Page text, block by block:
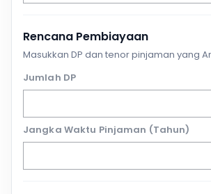
Rencana Pembiayaan
Masukkan DP dan tenor pinjaman yang
Jumlah DP
Jangka Waktu Pinjaman (Tahun)